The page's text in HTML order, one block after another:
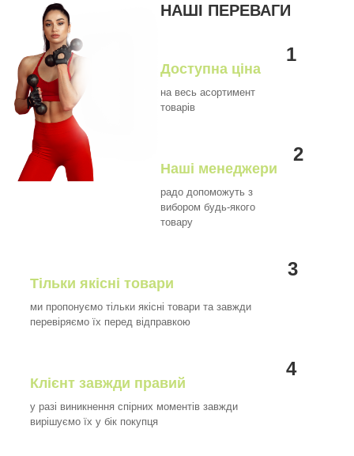
НАШІ ПЕРЕВАГИ
1
Доступна ціна
на весь асортимент
товарів
2
Наші менеджери
радо допоможуть з
вибором будь-якого
товару
3
Тільки якісні товари
ми пропонуємо тільки якісні товари та завжди
перевіряємо їх перед відправкою
4
Клієнт завжди правий
у разі виникнення спірних моментів завжди
вирішуємо їх у бік покупця